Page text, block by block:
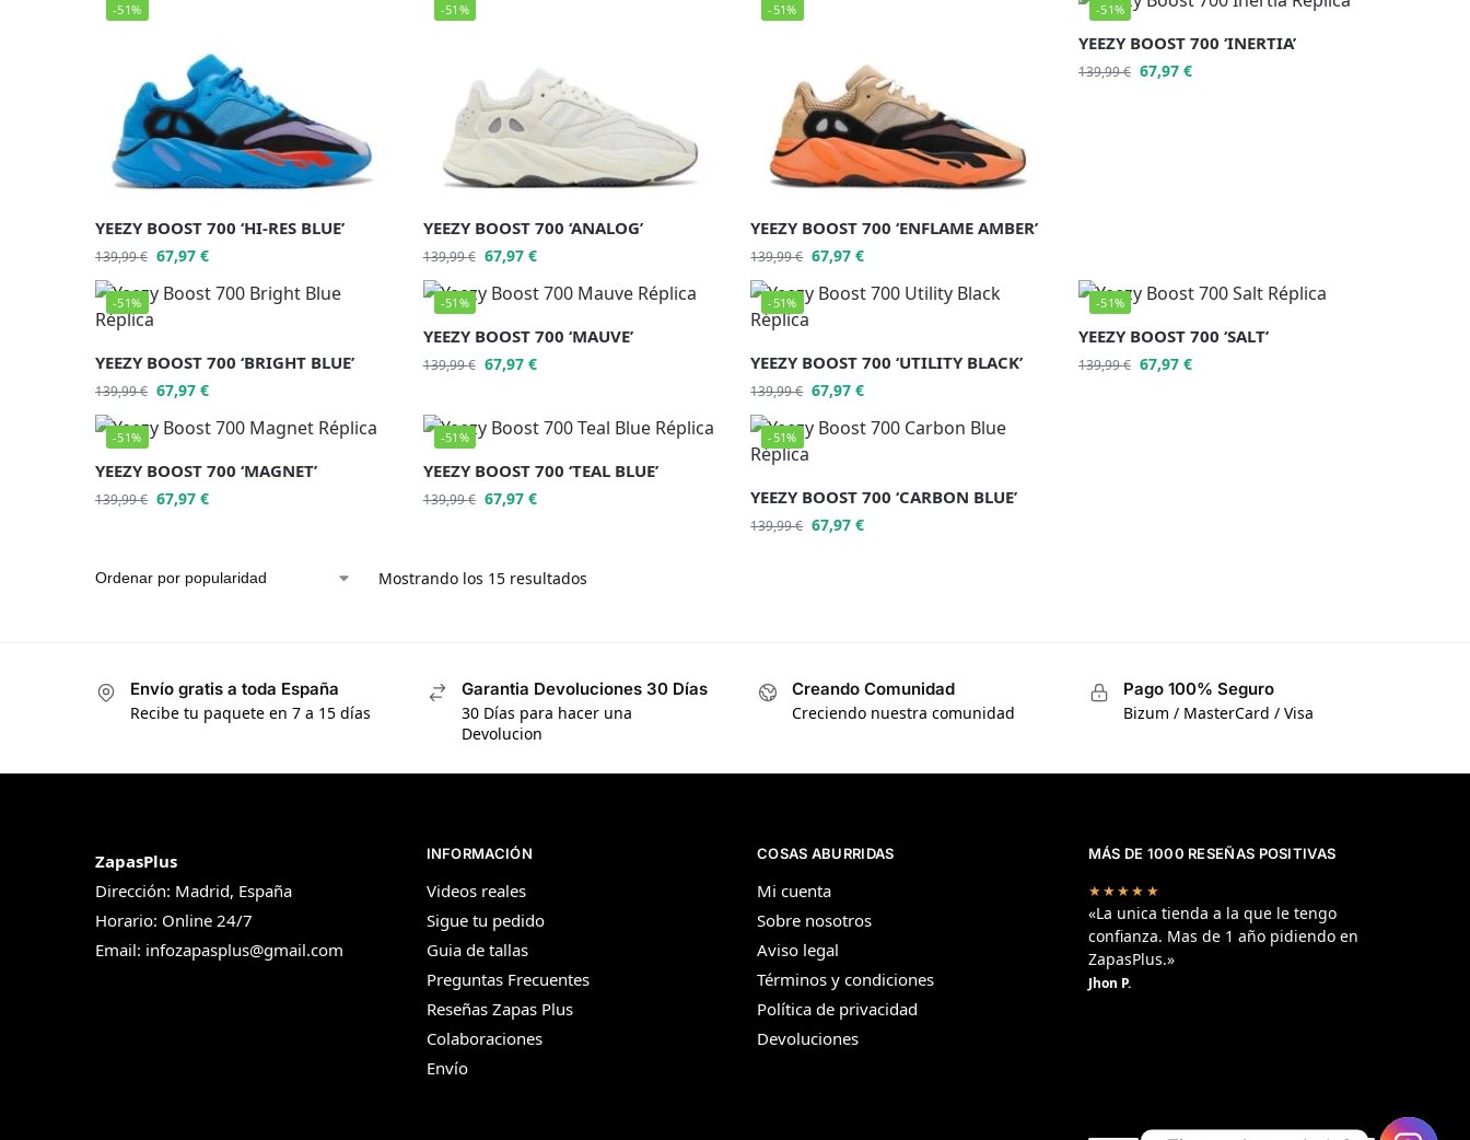
-51%
YEEZY BOOST 700 ‘HI-RES BLUE’
139,99€ 67,97 €
-51%
YEEZY BOOST 700 ‘ANALOG’
139,99€ 67,97 €
-51%
YEEZY BOOST 700 ‘ENFLAME AMBER’
139,99€ 67,97€
-51%
YEEZY BOOST 700 ‘INERTIA’
139,99€ 67,97 €
-51%
YEEZY BOOST 700 ‘BRIGHT BLUE’
139,99€ 67,97 €
-51%
YEEZY BOOST 700 ‘MAUVE’
139,99€ 67,97 €
-51%
YEEZY BOOST 700 ‘UTILITY BLACK’
139,99€ 67,97€
-51%
YEEZY BOOST 700 ‘SALT’
139,99€ 67,97 €
-51%
YEEZY BOOST 700 ‘MAGNET’
139,99€ 67,97 €
-51%
YEEZY BOOST 700 ‘TEAL BLUE’
139,99€ 67,97 €
-51%
YEEZY BOOST 700 ‘CARBON BLUE’
139,99€ 67,97€
Mostrando los 15 resultados
Envío gratis a toda España
Recibe tu paquete en 7 a 15 días
Garantia Devoluciones 30 Días
30 Días para hacer una
Devolucion
Creando Comunidad
Creciendo nuestra comunidad
Pago 100% Seguro
Bizum / MasterCard / Visa
ZapasPlus
Dirección: Madrid, España
Horario: Online 24/7
Email: infozapasplus@gmail.com
INFORMACIÓN
Videos reales
Sigue tu pedido
Guia de tallas
Preguntas Frecuentes
Reseñas Zapas Plus
Colaboraciones
Envío
COSAS ABURRIDAS
Mi cuenta
Sobre nosotros
Aviso legal
Términos y condiciones
Política de privacidad
Devoluciones
MÁS DE 1000 RESEÑAS POSITIVAS
★★★★★
«La unica tienda a la que le tengo
confianza. Mas de 1 año pidiendo en
ZapasPlus.»
Jhon P.